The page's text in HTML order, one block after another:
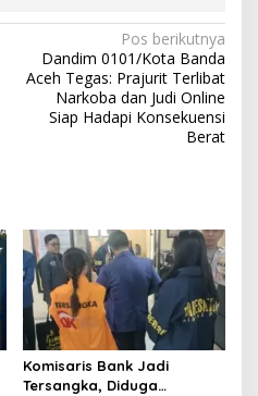
Pos berikutnya
Dandim 0101/Kota Banda
Aceh Tegas: Prajurit Terlibat
Narkoba dan Judi Online
Siap Hadapi Konsekuensi
Berat
Komisaris Bank Jadi
Tersangka, Diduga